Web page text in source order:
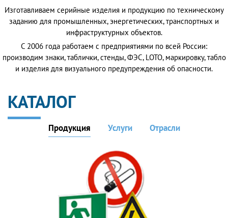
Изготавливаем серийные изделия и продукцию по техническому
заданию для промышленных, энергетических, транспортных и
инфраструктурных объектов.
С 2006 года работаем с предприятиями по всей России:
производим знаки, таблички, стенды, ФЭС, LOTO, маркировку, табло
и изделия для визуального предупреждения об опасности.
КАТАЛОГ
Продукция Услуги Отрасли